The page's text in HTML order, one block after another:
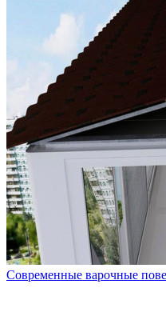
Современные варочные